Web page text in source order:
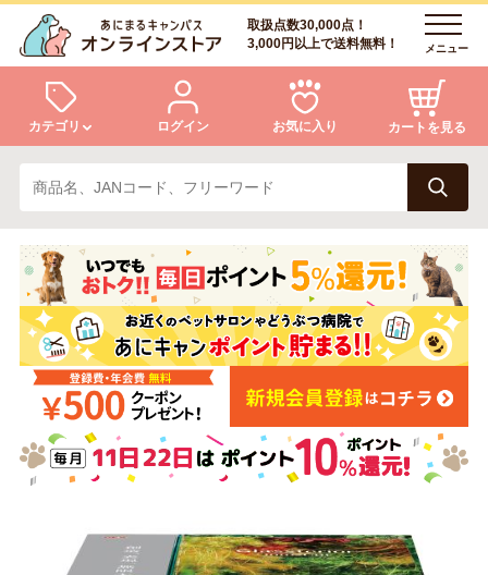
取扱点数30,000点！
3,000円以上で送料無料！
メニュー
カテゴリ
犬 猫
小動物・鳥 アクア・爬虫類・昆虫
ドッグフード キャットフード
美容・ケア用品 服・おさんぽ用品
日用品（デイリー） リビング雑貨
ログイン お気に入り カートを見る
ログイン
会員登録
あにまるキャンパスについて
アフターサービス
商品リクエスト
お問い合わせ